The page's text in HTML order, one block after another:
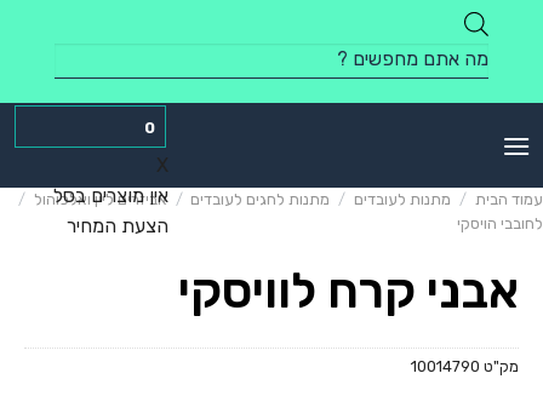
content
Products
search
0
X
אין מוצרים בסל
הצעת המחיר
עמוד הבית / מתנות לעובדים / מתנות לחגים לעובדים / אביזרים ליין ואלכוהול /
לחובבי הויסקי
אבני קרח לוויסקי
מק"ט 10014790